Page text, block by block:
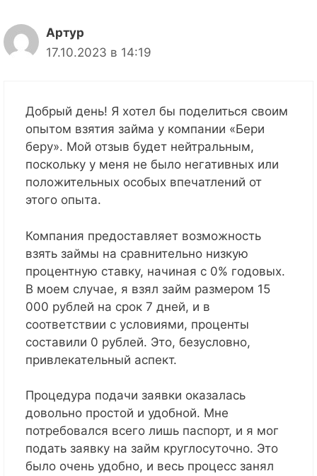
Артур
17.10.2023 в 14:19
Добрый день! Я хотел бы поделиться своим
опытом взятия займа у компании «Бери
беру». Мой отзыв будет нейтральным,
поскольку у меня не было негативных или
положительных особых впечатлений от
этого опыта.
Компания предоставляет возможность
взять займы на сравнительно низкую
процентную ставку, начиная с 0% годовых.
В моем случае, я взял займ размером 15
000 рублей на срок 7 дней, и в
соответствии с условиями, проценты
составили 0 рублей. Это, безусловно,
привлекательный аспект.
Процедура подачи заявки оказалась
довольно простой и удобной. Мне
потребовался всего лишь паспорт, и я мог
подать заявку на займ круглосуточно. Это
было очень удобно, и весь процесс занял